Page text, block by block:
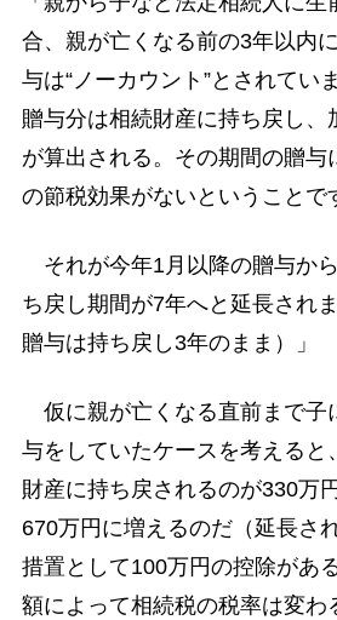
合、親が亡くなる前の3年以内
与は“ノーカウント”とされてい
贈与分は相続財産に持ち戻し、
が算出される。その期間の贈与
の節税効果がないということで
それが今年1月以降の贈与か
ち戻し期間が7年へと延長され
贈与は持ち戻し3年のまま）」
仮に親が亡くなる直前まで子
与をしていたケースを考えると
財産に持ち戻されるのが330万
670万円に増えるのだ（延長さ
措置として100万円の控除があ
額によって相続税の税率は変わ